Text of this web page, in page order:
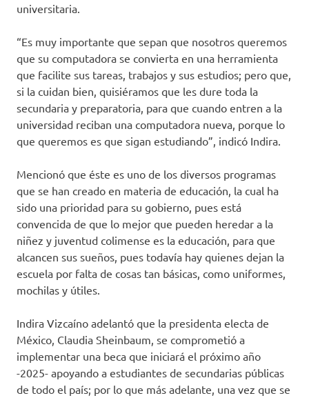
universitaria.
“Es muy importante que sepan que nosotros queremos
que su computadora se convierta en una herramienta
que facilite sus tareas, trabajos y sus estudios; pero que,
si la cuidan bien, quisiéramos que les dure toda la
secundaria y preparatoria, para que cuando entren a la
universidad reciban una computadora nueva, porque lo
que queremos es que sigan estudiando”, indicó Indira.
Mencionó que éste es uno de los diversos programas
que se han creado en materia de educación, la cual ha
sido una prioridad para su gobierno, pues está
convencida de que lo mejor que pueden heredar a la
niñez y juventud colimense es la educación, para que
alcancen sus sueños, pues todavía hay quienes dejan la
escuela por falta de cosas tan básicas, como uniformes,
mochilas y útiles.
Indira Vizcaíno adelantó que la presidenta electa de
México, Claudia Sheinbaum, se comprometió a
implementar una beca que iniciará el próximo año
-2025- apoyando a estudiantes de secundarias públicas
de todo el país; por lo que más adelante, una vez que se